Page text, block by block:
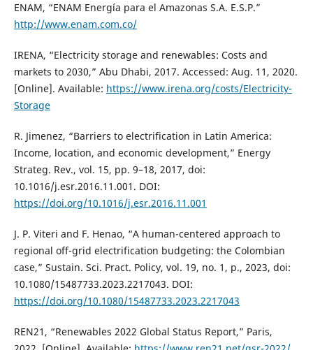
ENAM, “ENAM Energía para el Amazonas S.A. E.S.P.”
http://www.enam.com.co/
IRENA, “Electricity storage and renewables: Costs and
markets to 2030,” Abu Dhabi, 2017. Accessed: Aug. 11, 2020.
[Online]. Available: https://www.irena.org/costs/Electricity-
Storage
R. Jimenez, “Barriers to electrification in Latin America:
Income, location, and economic development,” Energy
Strateg. Rev., vol. 15, pp. 9–18, 2017, doi:
10.1016/j.esr.2016.11.001. DOI:
https://doi.org/10.1016/j.esr.2016.11.001
J. P. Viteri and F. Henao, “A human-centered approach to
regional off-grid electrification budgeting: the Colombian
case,” Sustain. Sci. Pract. Policy, vol. 19, no. 1, p., 2023, doi:
10.1080/15487733.2023.2217043. DOI:
https://doi.org/10.1080/15487733.2023.2217043
REN21, “Renewables 2022 Global Status Report,” Paris,